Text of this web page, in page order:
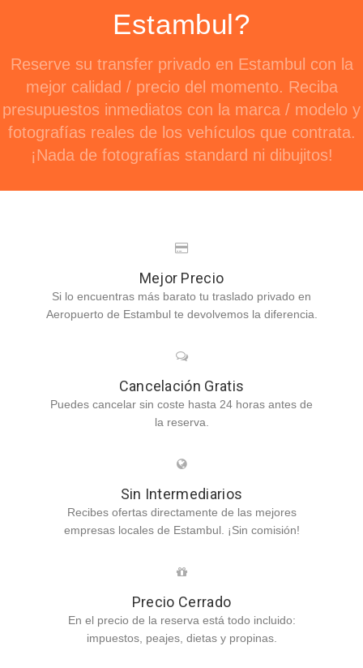
Estambul?
Reserve su transfer privado en Estambul con la
mejor calidad / precio del momento. Reciba
presupuestos inmediatos con la marca / modelo y
fotografías reales de los vehículos que contrata.
¡Nada de fotografías standard ni dibujitos!
Mejor Precio
Si lo encuentras más barato tu traslado privado en
Aeropuerto de Estambul te devolvemos la diferencia.
Cancelación Gratis
Puedes cancelar sin coste hasta 24 horas antes de
la reserva.
Sin Intermediarios
Recibes ofertas directamente de las mejores
empresas locales de Estambul. ¡Sin comisión!
Precio Cerrado
En el precio de la reserva está todo incluido:
impuestos, peajes, dietas y propinas.